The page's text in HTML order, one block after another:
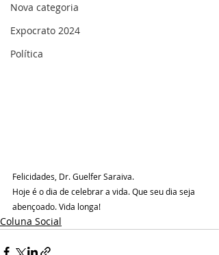
Nova categoria
Expocrato 2024
Política
Felicidades, Dr. Guelfer Saraiva.
Hoje é o dia de celebrar a vida. Que seu dia seja
abençoado. Vida longa!
Coluna Social